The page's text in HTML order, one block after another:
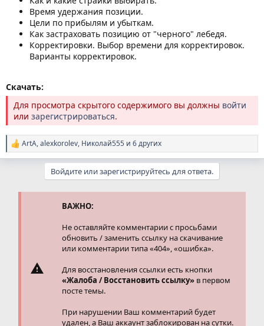
Время удержания позиции.
Цели по прибылям и убыткам.
Как застраховать позицию от "черного" лебедя.
Корректировки. Выбор времени для корректировок.
Варианты корректировок.
Скачать:
Для просмотра скрытого содержимого вы должны войти
или зарегистрироваться.
Р
е
ArtA,alexkorolev, Николай555 и 6 других
Войдите или зарегистрируйтесь для ответа.
ВАЖНО:
Не оставляйте комментарии с просьбами
обновить / заменить ссылку на скачивание
или комментарии типа «404», «ошибка».
Для восстановления ссылки есть кнопки
«Жалоба / Восстановить ссылку» в первом
посте темы.
При нарушении Ваш комментарий будет
удален, а Ваш аккаунт заблокирован на сутки.